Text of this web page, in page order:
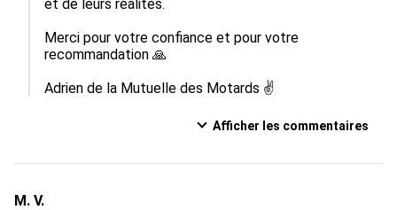
et de leurs réalités.
Merci pour votre confiance et pour votre
recommandation 🙏
Adrien de la Mutuelle des Motards ✌️
Afficher les commentaires
M. V.